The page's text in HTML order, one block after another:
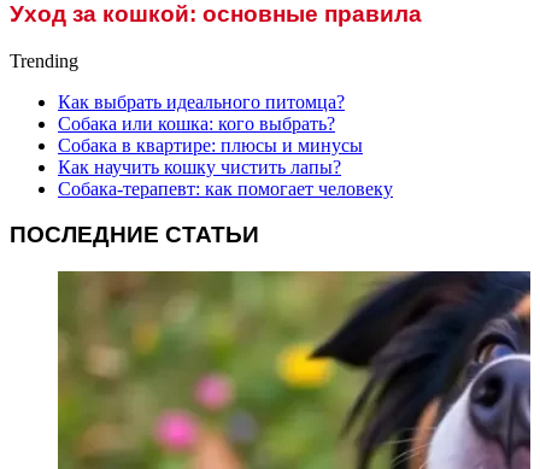
Уход за кошкой: основные правила
Trending
Как выбрать идеального питомца?
Собака или кошка: кого выбрать?
Собака в квартире: плюсы и минусы
Как научить кошку чистить лапы?
Собака-терапевт: как помогает человеку
ПОСЛЕДНИЕ СТАТЬИ